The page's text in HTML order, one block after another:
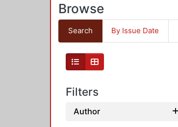
Browse
Search By Issue Date
Filters
Author